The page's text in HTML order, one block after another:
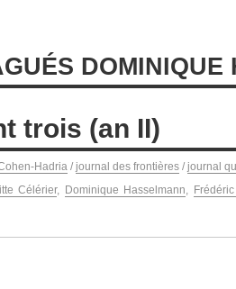
DOMINIQUE
trois (an II)
Hadria / journal des frontières / journal
Célérier, Dominique Hasselmann,